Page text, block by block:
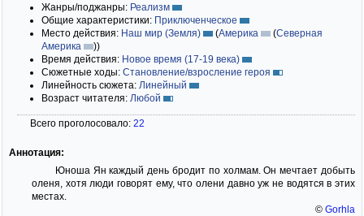
Жанры/поджанры: Реализм
Общие характеристики: Приключенческое
Место действия: Наш мир (Земля) (Америка (Северная
Америка
))
Время действия: Новое время (17-19 века)
Сюжетные ходы: Становление/взросление героя
Линейность сюжета: Линейный
Возраст читателя: Любой
Всего проголосовало: 22
Аннотация:
Юноша Ян каждый день бродит по холмам. Он мечтает добыть
оленя, хотя люди говорят ему, что олени давно уж не водятся в этих
местах.
© Gorhla